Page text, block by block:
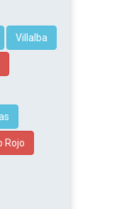
Villalba
Rojo